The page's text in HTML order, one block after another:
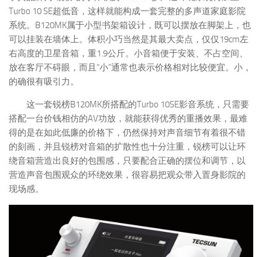
Turbo 10 SE超低音，这样就能构成一套完整的多声道家庭影院
系统。B120MK属于小型书架箱设计，既可以摆放在脚架上，也
可以挂装在墙体上。体积小巧当然是其最大卖点，仅仅19cm左
右高度的卫星音箱，重1.9公斤。小音箱便于安装、不占空间、
放在客厅不碍眼，而且“小”通常也表示价格相对比较便宜。小，
的确很有吸引力。
这一套锐榜B120MK所搭配的Turbo 10SE影音系统，只需要
搭配一台价钱相仿的AV功放，就能获得优秀的重播效果，最难
得的是在如此低廉的价格下，仍然保持对声音细节有着很不错
的刻画，并且锐榜对音箱的扩散性也十分注重，锐榜可以让环
绕音箱营造出良好的包围感，只要配合正确的摆位和调节，以
营造声音包围观众的环绕效果，很容易把观众带入置身影院的
现场感。